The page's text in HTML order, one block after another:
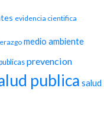
evidencia cientifica
medio ambiente
prevencion
publica salud